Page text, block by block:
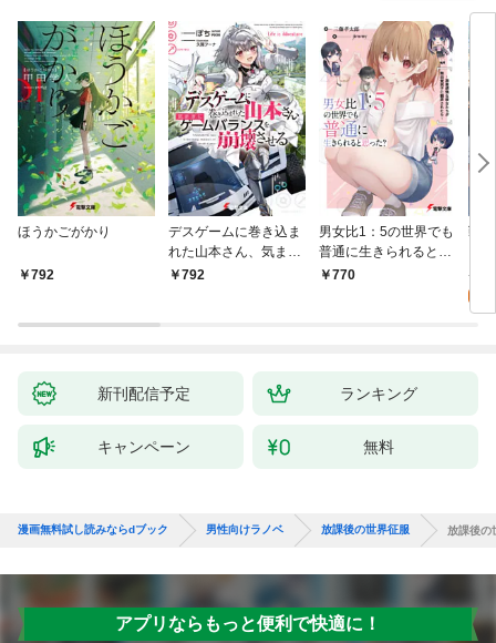
ほうかごがかり
792
デスゲームに巻き込ま
れた山本さん、気まま
にゲームバランスを崩
792
男女比1：5の世界でも
普通に生きられると思
った？ ～激重感情な
770
戦
活
特
新刊配信予定 ランキング
キャンペーン 無料
漫画無料試し読みならdブック 男性向けラノベ 放課後の世界征服 放課後の
アプリならもっと便利で快適に！